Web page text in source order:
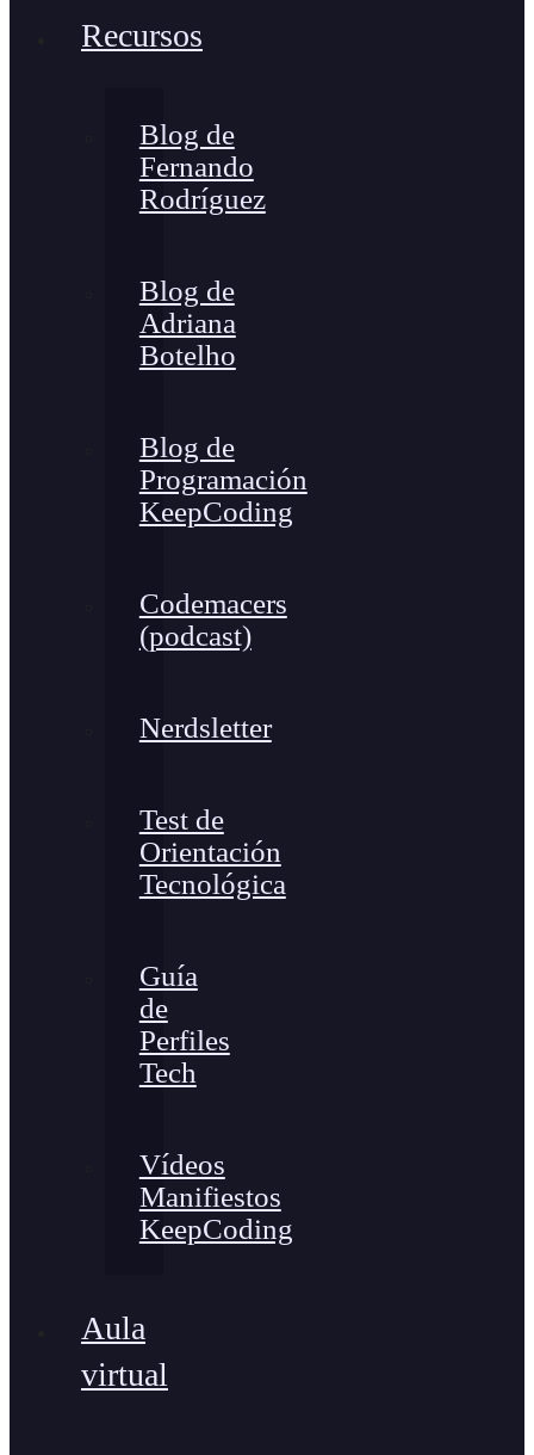
Recursos
Blog de
Fernando
Rodríguez
Blog de
Adriana
Botelho
Blog de
Programación
KeepCoding
Codemacers
(podcast)
Nerdsletter
Test de
Orientación
Tecnológica
Guía
de
Perfiles
Tech
Vídeos
Manifiestos
KeepCoding
Aula
virtual